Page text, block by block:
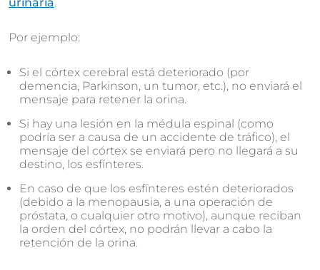
Por ejemplo:
Si el córtex cerebral está deteriorado (por
demencia, Parkinson, un tumor, etc.), no enviará el
mensaje para retener la orina.
Si hay una lesión en la médula espinal (como
podría ser a causa de un accidente de tráfico), el
mensaje del córtex se enviará pero no llegará a su
destino, los esfínteres.
En caso de que los esfínteres estén deteriorados
(debido a la menopausia, a una operación de
próstata, o cualquier otro motivo), aunque reciban
la orden del córtex, no podrán llevar a cabo la
retención de la orina.